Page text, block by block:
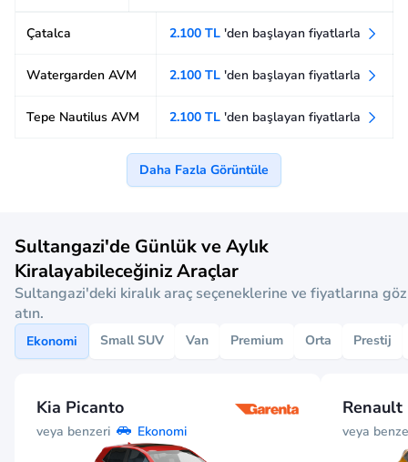
Çatalca 2.100 TL'den başlayan fiyatlarla
Watergarden AVM 2.100 TL'den başlayan fiyatlarla
Tepe Nautilus AVM 2.100 TL'den başlayan fiyatlarla
Daha Fazla Görüntüle
Sultangazi'de Günlük ve Aylık
Kiralayabileceğiniz Araçlar
Sultangazi'deki kiralık araç seçeneklerine ve fiyatlarına göz
atın.
Ekonomi Small SUV Van Premium Orta Prestij
Kia Picanto
veya benzeri Ekonomi
Renault
veya